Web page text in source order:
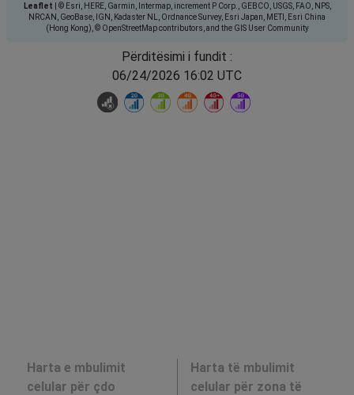
Leaflet
© Esri, HERE, Garmin, Intermap, increment P Corp., GEBCO, USGS, FAO, NPS,
NRCAN, GeoBase, IGN, Kadaster NL, Ordnance Survey, Esri Japan, METI, Esri China
(Hong Kong), © OpenStreetMap contributors, and the GIS User Community
Përditësimi i fundit :
06/24/2026 16:02 UTC
Harta e mbulimit
celular për çdo
Harta të mbulimit
celular për zona të